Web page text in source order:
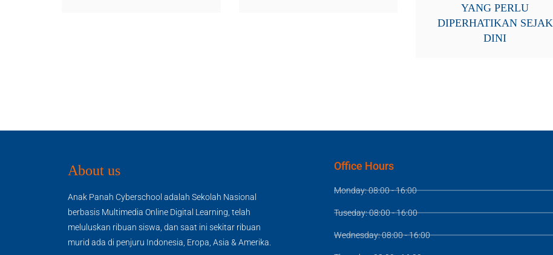
YANG PERLU
DIPERHATIKAN SEJAK
DINI
About us
Anak Panah Cyberschool adalah Sekolah Nasional
berbasis Multimedia Online Digital Learning, telah
meluluskan ribuan siswa, dan saat ini sekitar ribuan
murid ada di penjuru Indonesia, Eropa, Asia & Amerika.
Office Hours
Monday: 08:00 - 16:00
Tuseday: 08:00 - 16:00
Wednesday: 08:00 - 16:00